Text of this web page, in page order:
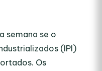
semana se o
(IPI)
Os